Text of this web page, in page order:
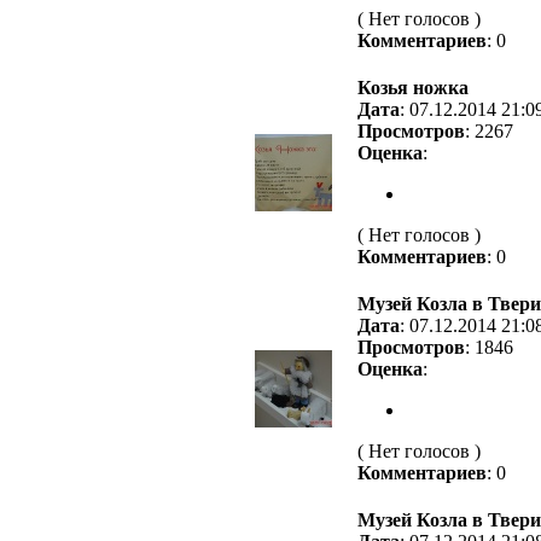
( Нет голосов )
Комментариев: 0
Козья ножка
Дата: 07.12.2014
Просмотров: 2267
Оценка:
( Нет голосов )
Комментариев: 0
Музей Козла в Твери
Дата: 07.12.2014
Просмотров: 1846
Оценка:
( Нет голосов )
Комментариев: 0
Музей Козла в Твери